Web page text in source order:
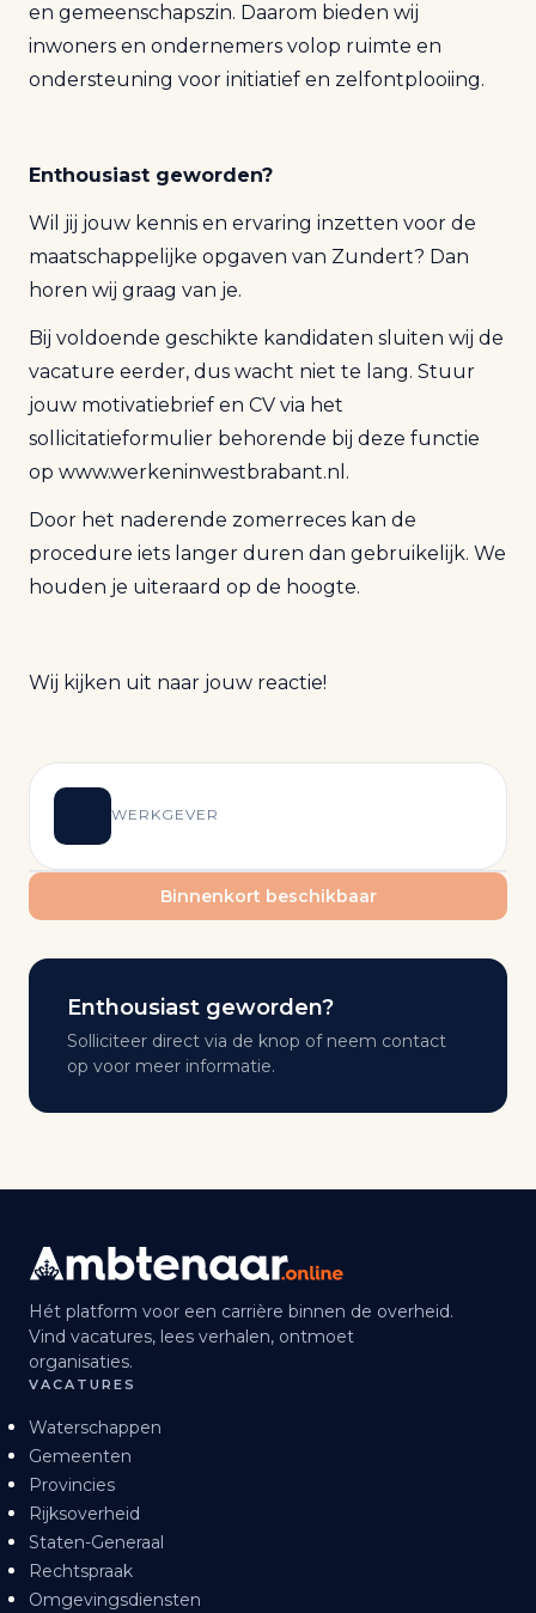
en gemeenschapszin. Daarom bieden wij
inwoners en ondernemers volop ruimte en
ondersteuning voor initiatief en zelfontplooiing.
Enthousiast geworden?
Wil jij jouw kennis en ervaring inzetten voor de
maatschappelijke opgaven van Zundert? Dan
horen wij graag van je.
Bij voldoende geschikte kandidaten sluiten wij de
vacature eerder, dus wacht niet te lang. Stuur
jouw motivatiebrief en CV via het
sollicitatieformulier behorende bij deze functie
op www.werkeninwestbrabant.nl .
Door het naderende zomerreces kan de
procedure iets langer duren dan gebruikelijk. We
houden je uiteraard op de hoogte.
Wij kijken uit naar jouw reactie!
WERKGEVER
Binnenkort beschikbaar
Enthousiast geworden?
Solliciteer direct via de knop of neem contact
op voor meer informatie.
Hét platform voor een carrière binnen de overheid.
Vind vacatures, lees verhalen, ontmoet
organisaties.
VACATURES
Waterschappen
Gemeenten
Provincies
Rijksoverheid
Staten-Generaal
Rechtspraak
Omgevingsdiensten